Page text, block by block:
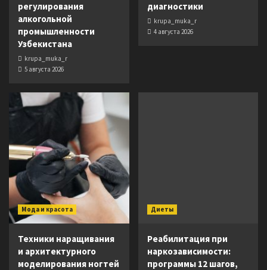
регулирования
алкогольной
промышленности
Узбекистана
krupa_muka_r
5 августа 2026
диагностики
krupa_muka_r
4 августа 2026
Мода и красота
Техники наращивания
и архитектурного
моделирования ногтей
Диеты
Реабилитация при
наркозависимости:
программы 12 шагов,